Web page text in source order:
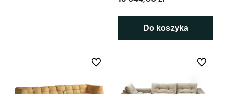
Do koszyka
Do ulubionych Do